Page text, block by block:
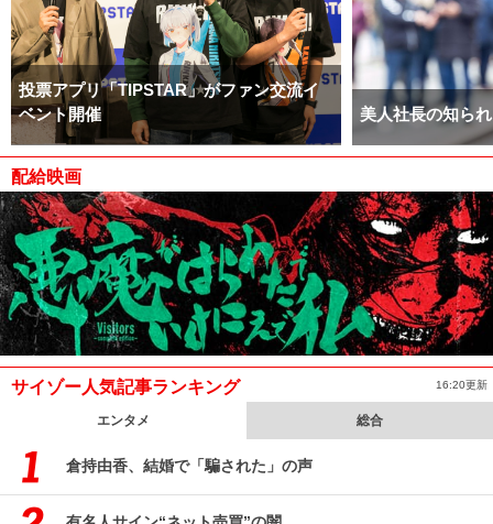
投票アプリ「TIPSTAR」がファン交流イ
ベント開催
美人社長の知ら
配給映画
サイゾー人気記事ランキング 16:20更新
エンタメ 総合
倉持由香、結婚で「騙された」の声